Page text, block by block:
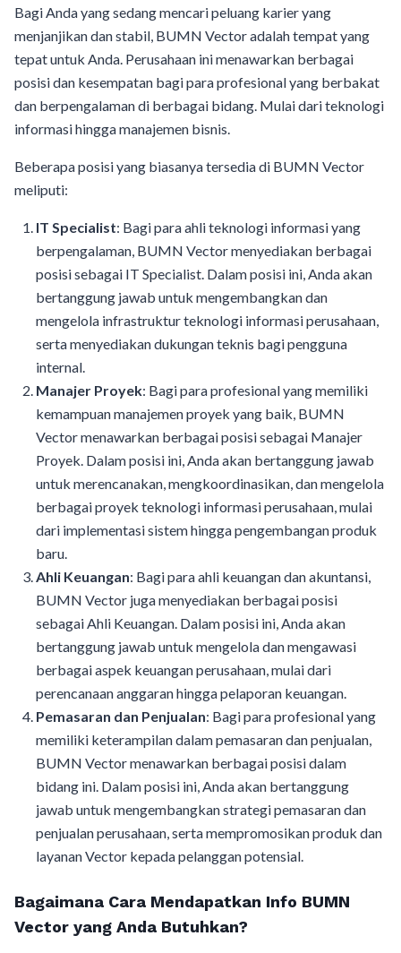
Bagi Anda yang sedang mencari peluang karier yang
menjanjikan dan stabil, BUMN Vector adalah tempat yang
tepat untuk Anda. Perusahaan ini menawarkan berbagai
posisi dan kesempatan bagi para profesional yang berbakat
dan berpengalaman di berbagai bidang. Mulai dari teknologi
informasi hingga manajemen bisnis.
Beberapa posisi yang biasanya tersedia di BUMN Vector
meliputi:
IT Specialist: Bagi para ahli teknologi informasi yang
berpengalaman, BUMN Vector menyediakan berbagai
posisi sebagai IT Specialist. Dalam posisi ini, Anda akan
bertanggung jawab untuk mengembangkan dan
mengelola infrastruktur teknologi informasi perusahaan,
serta menyediakan dukungan teknis bagi pengguna
internal.
Manajer Proyek: Bagi para profesional yang memiliki
kemampuan manajemen proyek yang baik, BUMN
Vector menawarkan berbagai posisi sebagai Manajer
Proyek. Dalam posisi ini, Anda akan bertanggung jawab
untuk merencanakan, mengkoordinasikan, dan mengelola
berbagai proyek teknologi informasi perusahaan, mulai
dari implementasi sistem hingga pengembangan produk
baru.
Ahli Keuangan: Bagi para ahli keuangan dan akuntansi,
BUMN Vector juga menyediakan berbagai posisi
sebagai Ahli Keuangan. Dalam posisi ini, Anda akan
bertanggung jawab untuk mengelola dan mengawasi
berbagai aspek keuangan perusahaan, mulai dari
perencanaan anggaran hingga pelaporan keuangan.
Pemasaran dan Penjualan: Bagi para profesional yang
memiliki keterampilan dalam pemasaran dan penjualan,
BUMN Vector menawarkan berbagai posisi dalam
bidang ini. Dalam posisi ini, Anda akan bertanggung
jawab untuk mengembangkan strategi pemasaran dan
penjualan perusahaan, serta mempromosikan produk dan
layanan Vector kepada pelanggan potensial.
Bagaimana Cara Mendapatkan Info BUMN
Vector yang Anda Butuhkan?